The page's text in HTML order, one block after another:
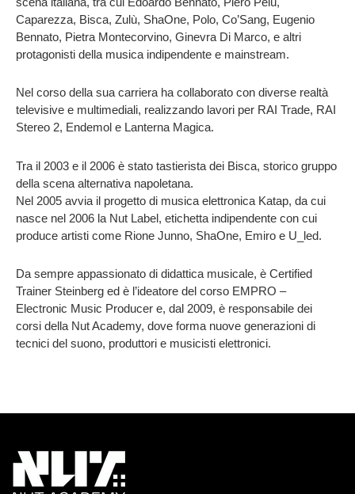
Caparezza, Bisca, Zulù, ShaOne, Polo, Co’Sang, Eugenio
Bennato, Pietra Montecorvino, Ginevra Di Marco, e altri
protagonisti della musica indipendente e mainstream.
Nel corso della sua carriera ha collaborato con diverse realtà
televisive e multimediali, realizzando lavori per RAI Trade, RAI
Stereo 2, Endemol e Lanterna Magica.
Tra il 2003 e il 2006 è stato tastierista dei Bisca, storico gruppo
della scena alternativa napoletana.
Nel 2005 avvia il progetto di musica elettronica Katap, da cui
nasce nel 2006 la Nut Label, etichetta indipendente con cui
produce artisti come Rione Junno, ShaOne, Emiro e U_led.
Da sempre appassionato di didattica musicale, è Certified
Trainer Steinberg ed è l’ideatore del corso EMPRO –
Electronic Music Producer e, dal 2009, è responsabile dei
corsi della Nut Academy, dove forma nuove generazioni di
tecnici del suono, produttori e musicisti elettronici.